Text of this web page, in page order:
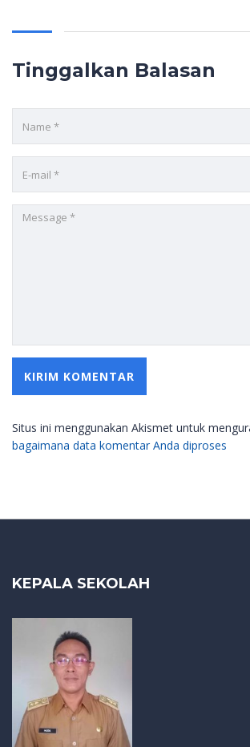
Tinggalkan Balasan
Situs ini menggunakan Akismet untuk
bagaimana data komentar Anda diproses
KEPALA SEKOLAH